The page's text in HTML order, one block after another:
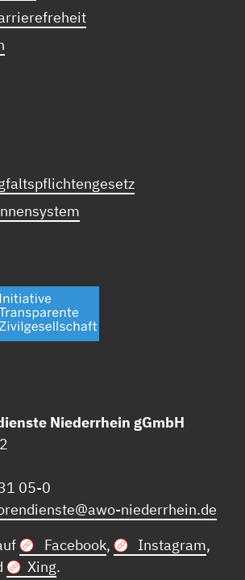
Niederrhein gGmbH
05-0
awo-niederrhein.de
Facebook, Instagram,
Xing.